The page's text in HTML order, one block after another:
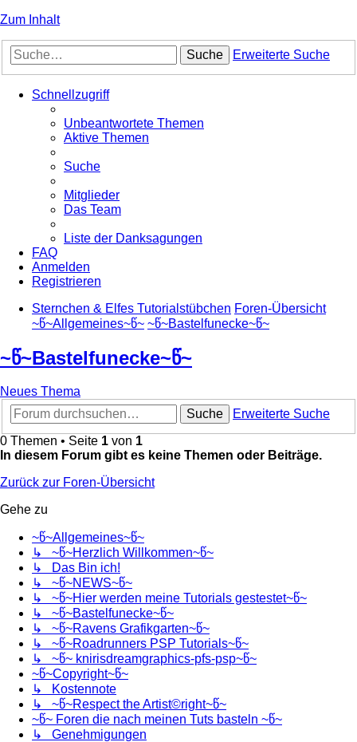
Zum Inhalt
Suche Erweiterte Suche
Schnellzugriff
Unbeantwortete Themen
Aktive Themen
Suche
Mitglieder
Das Team
Liste der Danksagungen
FAQ
Anmelden
Registrieren
Sternchen & Elfes Tutorialstübchen Foren-Übersicht
~წ~Allgemeines~წ~ ~წ~Bastelfunecke~წ~
~წ~Bastelfunecke~წ~
Neues Thema
Suche
Erweiterte Suche
0 Themen • Seite 1 von 1
In diesem Forum gibt es keine Themen oder Beiträge.
Zurück zur Foren-Übersicht
Gehe zu
~წ~Allgemeines~წ~
↳ ~წ~Herzlich Willkommen~წ~
↳ Das Bin ich!
↳ ~წ~NEWS~წ~
↳ ~წ~Hier werden meine Tutorials gestestet~წ~
↳ ~წ~Bastelfunecke~წ~
↳ ~წ~Ravens Grafikgarten~წ~
↳ ~წ~Roadrunners PSP Tutorials~წ~
↳ ~წ~ knirisdreamgraphics-pfs-psp~წ~
~წ~Copyright~წ~
↳ Kostennote
↳ ~წ~Respect the Artist©right~წ~
~წ~ Foren die nach meinen Tuts basteln ~წ~
↳ Genehmigungen